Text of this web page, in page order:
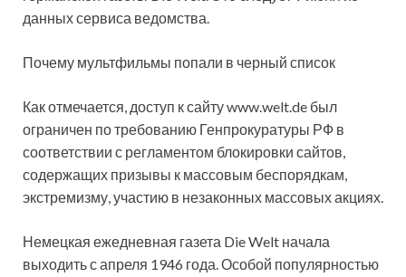
данных сервиса ведомства.
Почему мультфильмы попали в черный список
Как отмечается, доступ к сайту www.welt.de был
ограничен по требованию Генпрокуратуры РФ в
соответствии с регламентом блокировки сайтов,
содержащих призывы к массовым беспорядкам,
экстремизму, участию в незаконных массовых акциях.
Немецкая ежедневная газета Die Welt начала
выходить с апреля 1946 года. Особой популярностью